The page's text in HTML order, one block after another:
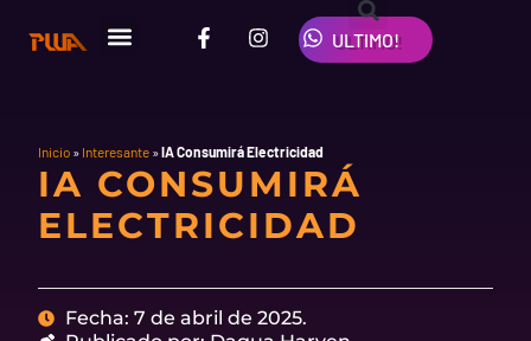
contenido
ULTIMO!
F
a
o
k
-
f
I
n
r
a
m
W
h
a
p
p
Inicio » Interesante »IA Consumirá Electricidad
IA CONSUMIRÁ
ELECTRICIDAD
Fecha: 7 de abril de 2025.